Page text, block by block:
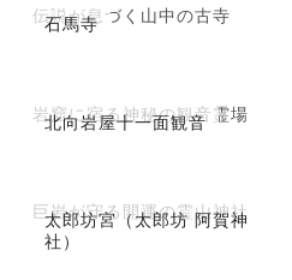
石馬寺
伝説が息づく山中の古寺
北向岩屋十一面観音
岩窟に宿る神秘の観音霊場
太郎坊宮（太郎坊 阿賀神
社）
巨岩が守る開運の霊山神社